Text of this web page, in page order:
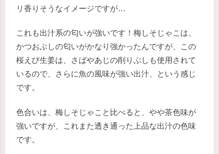
リ香りそうなイメージですが…
これも出汁系の匂いが強いです！梅しそじゃこは、
かつおぶしの匂いがかなり強かったんですが、この
桜えび生姜は、さばやあじの削りぶしも使用されて
いるので、さらに魚の風味が強い出汁、という感じ
です。
色合いは、梅しそじゃこと比べると、やや茶色味が
強いですが、これまた透き通った上品な出汁の色味
です。